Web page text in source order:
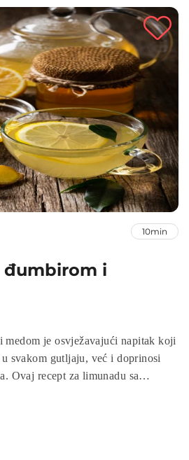
10min
đumbirom i
medom je osvježavajući napitak koji
svakom gutljaju, već i doprinosi
Ovaj recept za limunadu sa